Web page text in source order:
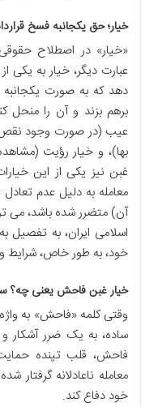
خیار؛ حق یکجانبه فسخ
«خیار» در اصطلاح
عبارت دیگر، خیار به یکی
دهد که به صورت یکجانبه
برهم بزند و آن را منحل
عیب (در صورت وجود نقص
بها)، و خیار رؤیت
غبن نیز یکی از این
معامله به دلیل عدم
آن) متضرر شده باشد، می
خود، به طور خاص، شرایط
خیار غبن فاحش یعنی چه؟
وقتی کلمه «فاحش» به
ساده، به یک ضرر آشکار و
فاحش، قلب تپنده
معامله ناعادلانه گرفتار
خود دفاع کند.